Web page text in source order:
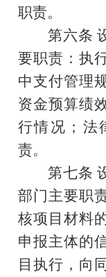
职责。
第六条
要职责：执
中支付管理
资金预算绩
行情况；法
责。
第七条
部门主要职
核项目材料
申报主体的
目执行，向